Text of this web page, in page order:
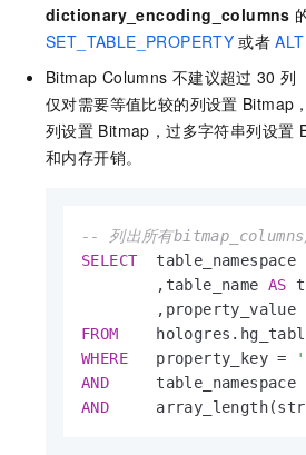
dictionary_encoding_columns
SET_TABLE_PROPERTY 或者
Bitmap Columns 不建议超过 30 列
仅对需要等值比较的列设置 Bitmap
列设置 Bitmap，过多字符串列设置
和内存开销。
-- 列出所有bitmap_columns
SELECT
  table_namespace
        ,table_name
AS
        ,property_value
FROM
WHERE
   property_key
=
AND
     table_namespace
AND